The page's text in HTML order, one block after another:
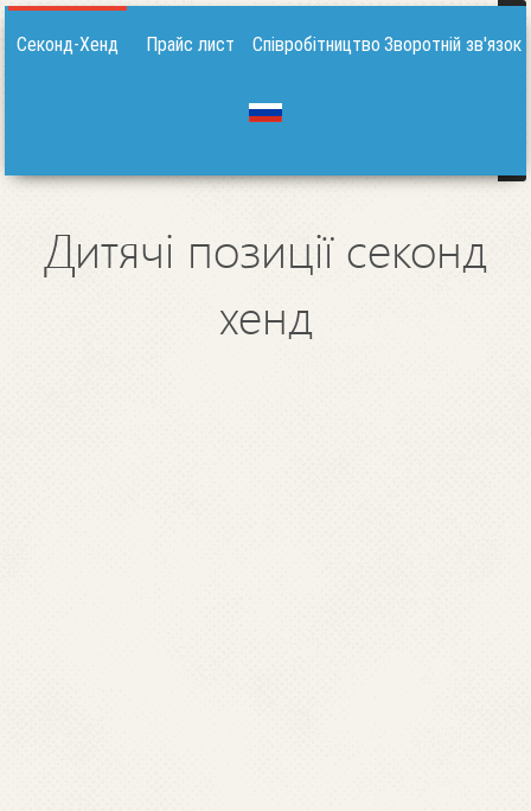
Секонд-Хенд Прайс лист Співробітництво Зворотній зв'язок
Дитячі позиції секонд
хенд